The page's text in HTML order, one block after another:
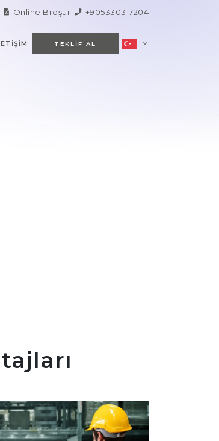
Online Broşür +905330317204
TEKLIF AL